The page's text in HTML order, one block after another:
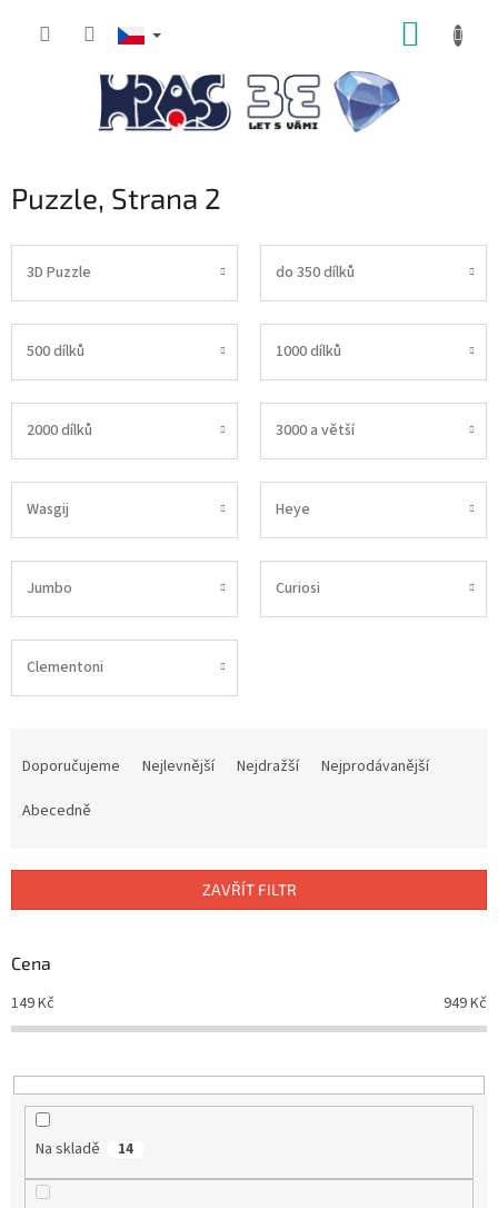
Puzzle, Strana 2
3D Puzzle do 350 dílků
500 dílků 1000 dílků
2000 dílků 3000 a větší
Wasgij Heye
Jumbo Curiosi
Clementoni
r
d
k
t
Doporučujeme Nejlevnější Nejdražší
Nejprodávanější
Abecedně
ZAVŘÍT FILTR
Cena
149Kč 949Kč
Na skladě 14